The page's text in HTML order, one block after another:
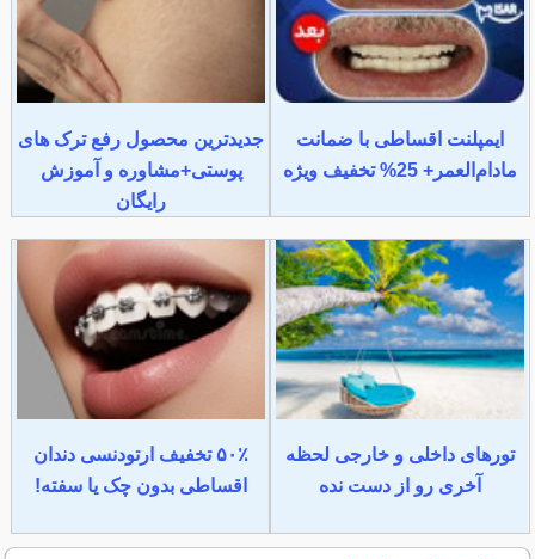
ایمپلنت اقساطی با ضمانت
مادام‌العمر+ 25% تخفیف ویژه
جدیدترین محصول رفع ترک های
پوستی+مشاوره و آموزش
رایگان
تورهای داخلی و خارجی لحظه
آخری رو از دست نده
۵۰٪ تخفیف ارتودنسی دندان
اقساطی بدون چک یا سفته!